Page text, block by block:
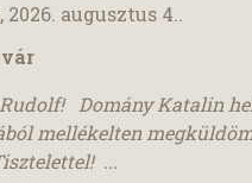
2026. augusztus 4..
Domány Katalin
mellékelten
...